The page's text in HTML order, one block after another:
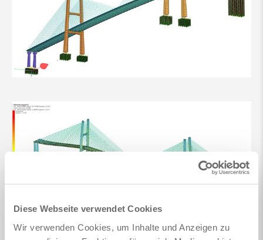
Diese Webseite verwendet Cookies
Wir verwenden Cookies, um Inhalte und Anzeigen zu